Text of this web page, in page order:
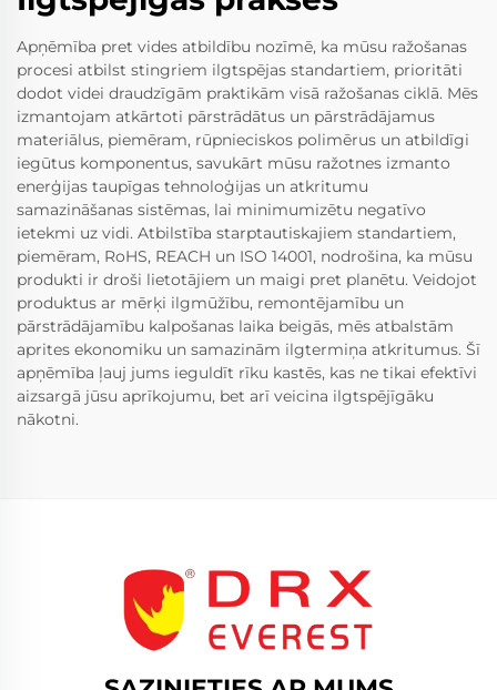
Apņēmība pret vides atbildību nozīmē, ka mūsu ražošanas
procesi atbilst stingriem ilgtspējas standartiem, prioritāti
dodot videi draudzīgām praktikām visā ražošanas ciklā. Mēs
izmantojam atkārtoti pārstrādātus un pārstrādājamus
materiālus, piemēram, rūpnieciskos polimērus un atbildīgi
iegūtus komponentus, savukārt mūsu ražotnes izmanto
enerģijas taupīgas tehnoloģijas un atkritumu
samazināšanas sistēmas, lai minimumizētu negatīvo
ietekmi uz vidi. Atbilstība starptautiskajiem standartiem,
piemēram, RoHS, REACH un ISO 14001, nodrošina, ka mūsu
produkti ir droši lietotājiem un maigi pret planētu. Veidojot
produktus ar mērķi ilgmūžību, remontējamību un
pārstrādājamību kalpošanas laika beigās, mēs atbalstām
aprites ekonomiku un samazinām ilgtermiņa atkritumus. Šī
apņēmība ļauj jums ieguldīt rīku kastēs, kas ne tikai efektīvi
aizsargā jūsu aprīkojumu, bet arī veicina ilgtspējīgāku
nākotni.